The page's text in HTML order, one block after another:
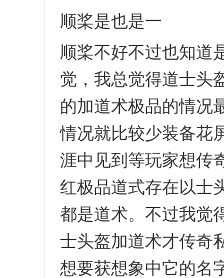
顺桨是也是一
顺桨不好不过也知道
觉，我总觉得道士头
的加道术极品的情况
情况就比较少装备花
涯中见到等玩家想传
红极品道式存在以士
都是道术。不过我觉
士头盔加道术才传奇
想要获想象中它的名